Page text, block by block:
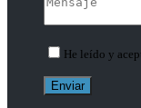
He leído y